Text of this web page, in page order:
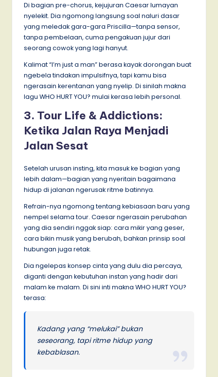
Di bagian pre-chorus, kejujuran Caesar lumayan
nyelekit. Dia ngomong langsung soal naluri dasar
yang meledak gara-gara Priscilla—tanpa sensor,
tanpa pembelaan, cuma pengakuan jujur dari
seorang cowok yang lagi hanyut.
Kalimat “I’m just a man” berasa kayak dorongan buat
ngebela tindakan impulsifnya, tapi kamu bisa
ngerasain kerentanan yang nyelip. Di sinilah makna
lagu WHO HURT YOU? mulai kerasa lebih personal.
3. Tour Life & Addictions:
Ketika Jalan Raya Menjadi
Jalan Sesat
Setelah urusan insting, kita masuk ke bagian yang
lebih dalam—bagian yang nyeritain bagaimana
hidup di jalanan ngerusak ritme batinnya.
Refrain-nya ngomong tentang kebiasaan baru yang
nempel selama tour. Caesar ngerasain perubahan
yang dia sendiri nggak siap: cara mikir yang geser,
cara bikin musik yang berubah, bahkan prinsip soal
hubungan juga retak.
Dia ngelepas konsep cinta yang dulu dia percaya,
diganti dengan kebutuhan instan yang hadir dari
malam ke malam. Di sini inti makna WHO HURT YOU?
terasa:
Kadang yang “melukai” bukan
seseorang, tapi ritme hidup yang
kebablasan.